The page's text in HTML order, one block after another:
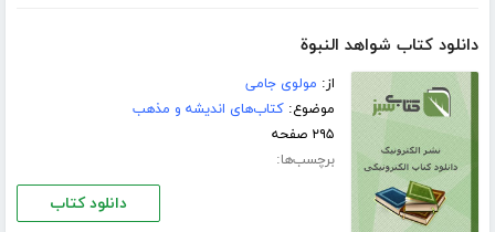
دانلود کتاب شواهد النبوﺓ
از: مولوی جامی
موضوع:کتاب‌های اندیشه و مذهب
۲۹۵ صفحه
برچسب‌ها:
دانلود کتاب